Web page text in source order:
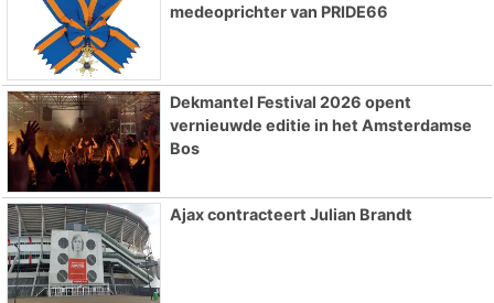
medeoprichter van PRIDE66
Dekmantel Festival 2026 opent
vernieuwde editie in het Amsterdamse
Bos
Ajax contracteert Julian Brandt